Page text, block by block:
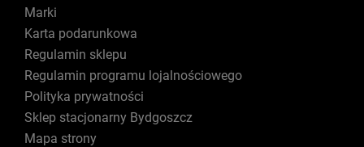
Marki
Karta podarunkowa
Regulamin sklepu
Regulamin programu lojalnościowego
Polityka prywatności
Sklep stacjonarny Bydgoszcz
Mapa strony